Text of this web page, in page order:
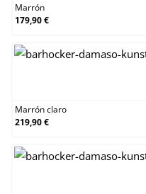
Marrón
179,90 €
Marrón claro
219,90 €